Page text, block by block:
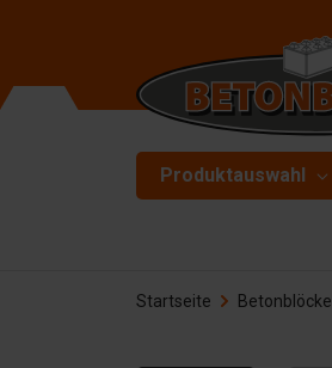
Produktauswahl
Starterpaket
Startseite Betonblöcke